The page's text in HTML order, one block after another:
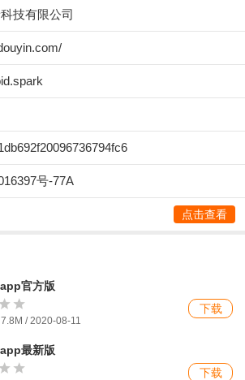
技有限公司
号-77A
点击查看
官方版
/ 2020-08-11
下载
最新版
下载